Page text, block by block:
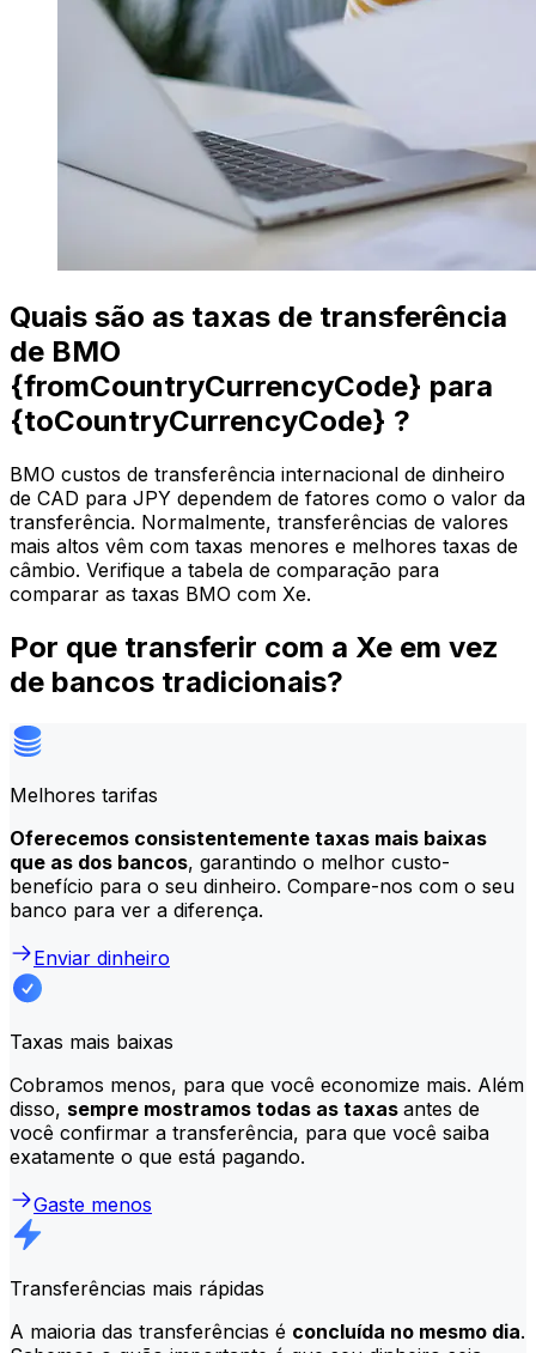
Quais são as taxas de transferência
de BMO
{fromCountryCurrencyCode} para
{toCountryCurrencyCode} ?
BMO custos de transferência internacional de dinheiro
de CAD para JPY dependem de fatores como o valor da
transferência. Normalmente, transferências de valores
mais altos vêm com taxas menores e melhores taxas de
câmbio. Verifique a tabela de comparação para
comparar as taxas BMO com Xe.
Por que transferir com a Xe em vez
de bancos tradicionais?
Melhores tarifas
Oferecemos consistentemente taxas mais baixas
que as dos bancos, garantindo o melhor custo-
benefício para o seu dinheiro. Compare-nos com o seu
banco para ver a diferença.
Enviar dinheiro
Taxas mais baixas
Cobramos menos, para que você economize mais. Além
disso, sempre mostramos todas as taxas antes de
você confirmar a transferência, para que você saiba
exatamente o que está pagando.
Gaste menos
Transferências mais rápidas
A maioria das transferências é concluída no mesmo dia.